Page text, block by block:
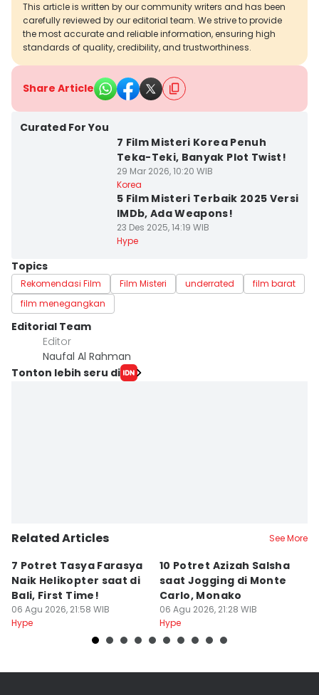
This article is written by our community writers and has been
carefully reviewed by our editorial team. We strive to provide
the most accurate and reliable information, ensuring high
standards of quality, credibility, and trustworthiness.
Share Article
Curated For You
7 Film Misteri Korea Penuh
Teka-Teki, Banyak Plot Twist!
29 Mar 2026, 10:20 WIB
Korea
5 Film Misteri Terbaik 2025 Versi
IMDb, Ada Weapons!
23 Des 2025, 14:19 WIB
Hype
Topics
Rekomendasi Film Film Misteri underrated
film barat
film menegangkan
Editorial Team
Editor
Naufal Al Rahman
Tonton lebih seru di
Related Articles See More
7 Potret Tasya Farasya
Naik Helikopter saat di
Bali, First Time!
06 Agu 2026, 21:58 WIB
Hype
10 Potret Azizah Salsha
saat Jogging di Monte
Carlo, Monako
06 Agu 2026, 21:28 WIB
Hype